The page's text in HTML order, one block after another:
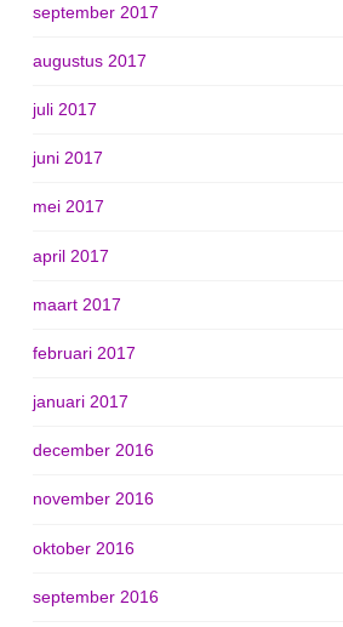
september 2017
augustus 2017
juli 2017
juni 2017
mei 2017
april 2017
maart 2017
februari 2017
januari 2017
december 2016
november 2016
oktober 2016
september 2016